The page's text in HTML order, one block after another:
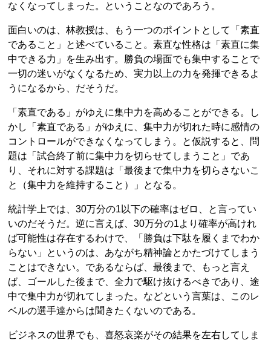
なくなってしまった。ということなのであろう。
面白いのは、林教授は、もう一つのポイントとして「素直
であること」と述べていること。素直な性格は「素直に集
中できる力」を生み出す。勝負の場面でも集中することで
一切の迷いがなくなるため、実力以上の力を発揮できるよ
うになるから、だそうだ。
「素直である」がゆえに集中力を高めることができる。し
かし「素直である」がゆえに、集中力が切れた時に感情の
コントロールができなくなってしまう。と仮説すると、問
題は「試合終了前に集中力を切らせてしまうこと」であ
り、それに対する課題は「最後まで集中力を切らさないこ
と（集中力を維持すること）」となる。
統計学上では、30万分の1以下の確率はゼロ、と言ってい
いのだそうだ。逆に言えば、30万分の1より確率が高けれ
ば可能性は存在するわけで、「勝負は下駄を履くまでわか
らない」というのは、あながち精神論とかたづけてしまう
ことはできない。であるならば、最後まで、もっと言え
ば、ゴールした後まで、全力で駆け抜けるべきであり、途
中で集中力が切れてしまった。などという言葉は、このレ
ベルの選手達からは聞きたくないのである。
ビジネスの世界でも、喜怒哀楽がその結果を左右してしま